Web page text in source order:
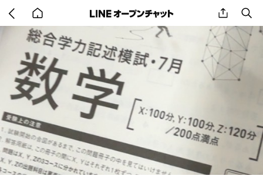
back
to
home
share